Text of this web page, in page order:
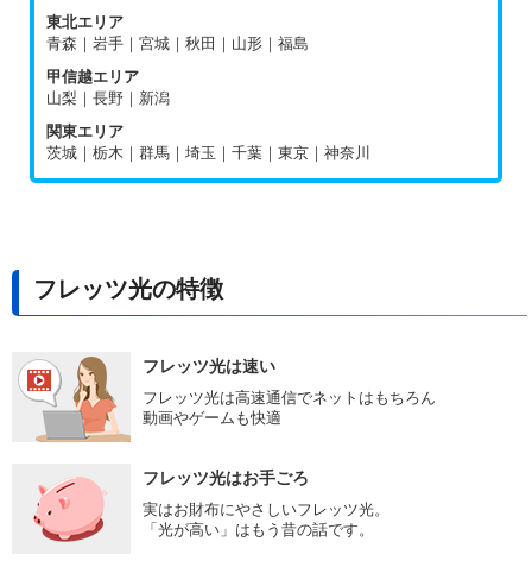
東北エリア
青森｜岩手｜宮城｜秋田｜山形｜福島
甲信越エリア
山梨｜長野｜新潟
関東エリア
茨城｜栃木｜群馬｜埼玉｜千葉｜東京｜神奈川
フレッツ光の特徴
フレッツ光は速い
フレッツ光は高速通信でネットはもちろん
動画やゲームも快適
フレッツ光はお手ごろ
実はお財布にやさしいフレッツ光。
「光が高い」はもう昔の話です。